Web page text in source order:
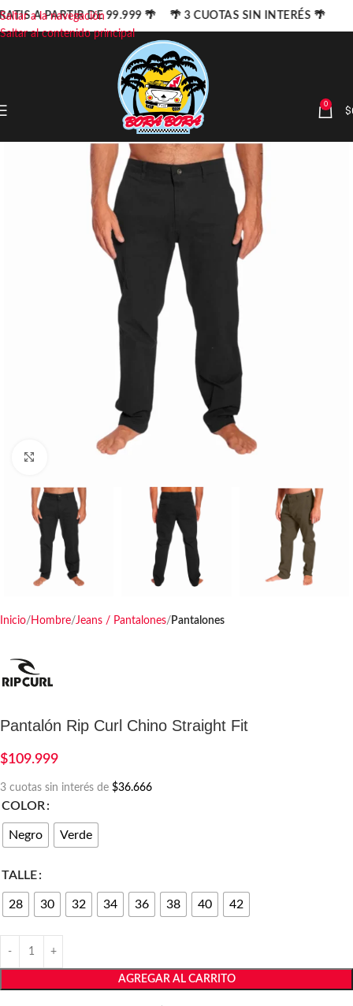
Saltar a la navegación
Saltar al contenido principal
0 $
Haga clic para ampliar
Inicio Hombre Jeans / Pantalones Pantalones
Pantalón Rip Curl Chino Straight Fit
$109.999
3 cuotas sin interés de $36.666
COLOR
Negro Verde
TALLE
28 30 32 34 36 38 40 42
AGREGAR AL CARRITO
A PARTIR DE 99.999 🌴 🌴 3 CUOTAS SIN INTERÉS 🌴